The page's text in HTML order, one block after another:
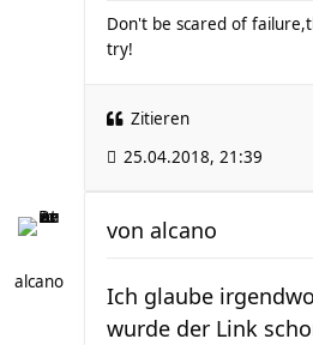
Don't be scared of
try!
Zitieren
25.04.2018, 21:39
alcano
von alcano
Ich glaube
wurde der Link